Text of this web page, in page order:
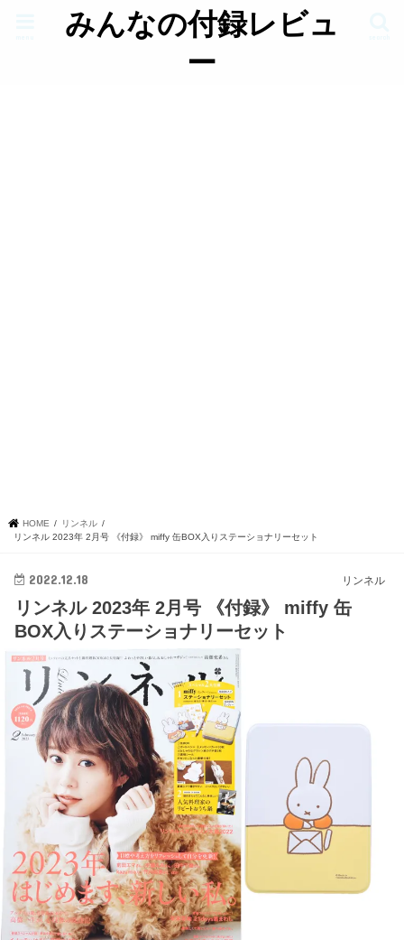
みんなの付録レビュ
ー
HOME
リンネル
リンネル 2023年 2月号 《付録》 miffy 缶BOX入りステーショナリーセット
リンネル
2022.12.18
リンネル 2023年 2月号 《付録》 miffy 缶
BOX入りステーショナリーセット